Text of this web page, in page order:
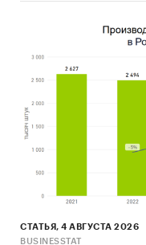
СТАТЬЯ, 4 АВГУСТА 2026
BUSINESSTAT